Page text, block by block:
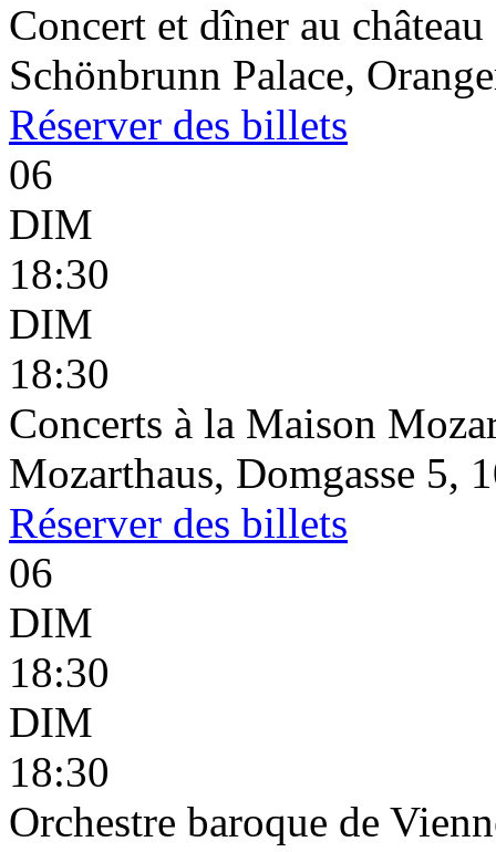
Concert et dîner au
Schönbrunn Palace,
Réserver des billets
06
DIM
18:30
DIM
18:30
Concerts à la Maison
Mozarthaus, Domgasse 5,
Réserver des billets
06
DIM
18:30
DIM
18:30
Orchestre baroque de